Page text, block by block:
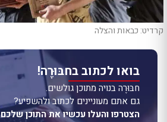
קרדיט: כבאות והצלה
בואו לכתוב בחבּוּרֶה!
חבּוּרֶה בנויה מתוכן גולשים.
גם אתם מעוניינים לכתוב ולהשפיע?
הצטרפו והעלו עכשיו את התוכן שלכם